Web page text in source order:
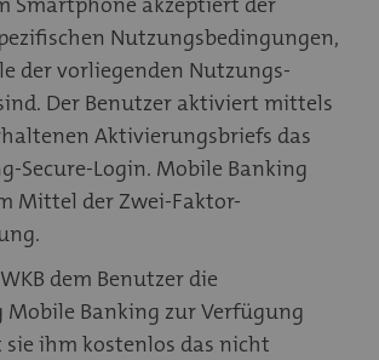
Nutzungsbedingungen,
der vorliegenden Nutzungs-
Der Benutzer aktiviert mittels
Aktivierungsbriefs das
Secure-Login. Mobile Banking
Mittel der Zwei-Faktor-
dem Benutzer die
Banking zur Verfügung
ihm kostenlos das nicht